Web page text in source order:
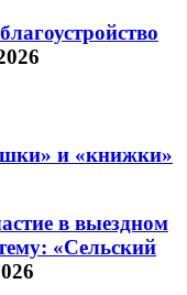
и «книжки»
в выездном
«Сельский